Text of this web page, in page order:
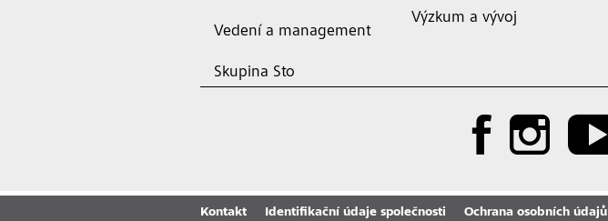
Vedení a management
Skupina Sto
Výzkum a vývoj
Kontakt Identifikační údaje společnosti Ochrana osobních údajů